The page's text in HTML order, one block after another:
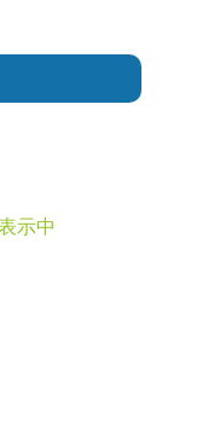
示中